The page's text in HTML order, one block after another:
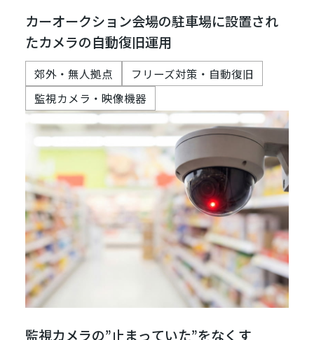
カーオークション会場の駐車場に設置され
たカメラの自動復旧運用
郊外・無人拠点
フリーズ対策・自動復旧
監視カメラ・映像機器
監視カメラの”止まっていた”をなくす